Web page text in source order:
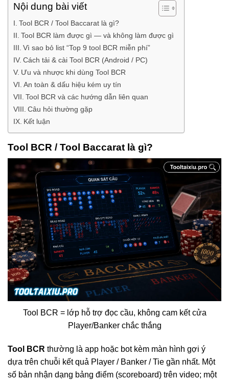
Nội dung bài viết
Tool BCR / Tool Baccarat là gì?
Tool BCR làm được gì — và không làm được gì
Vì sao bỏ list “Top 9 tool BCR miễn phí”
Cách tải & cài Tool BCR (Android / PC)
Ưu và nhược khi dùng Tool BCR
An toàn & dấu hiệu kém uy tín
Tool BCR và các hướng dẫn liên quan
Câu hỏi thường gặp
Kết luận
Tool BCR / Tool Baccarat là gì?
Tool BCR = lớp hỗ trợ đọc cầu, không cam kết cửa
Player/Banker chắc thắng
Tool BCR thường là app hoặc bot kèm màn hình gợi ý
dựa trên chuỗi kết quả Player / Banker / Tie gần nhất. Một
số bản nhận dạng bảng điểm (scoreboard) trên video; một